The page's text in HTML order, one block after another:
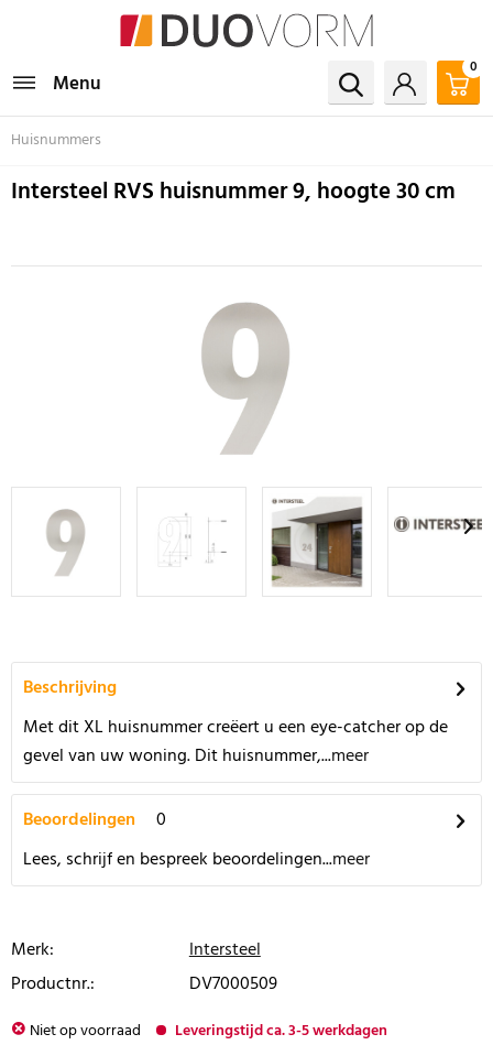
Menu
0
Huisnummers
Intersteel RVS huisnummer 9, hoogte 30 cm
Beschrijving
Met dit XL huisnummer creëert u een eye-catcher op de
gevel van uw woning. Dit huisnummer,...meer
Beoordelingen
0
Lees, schrijf en bespreek beoordelingen...meer
Merk:
Intersteel
Productnr.:
DV7000509
Niet op voorraad Leveringstijd ca. 3-5 werkdagen